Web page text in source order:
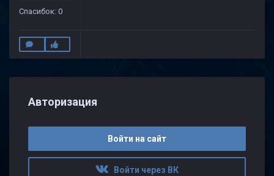
Спасибок: 0
Авторизация
Войти на сайт
Войти через ВК